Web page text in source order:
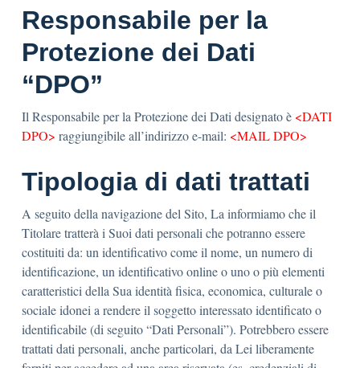
Responsabile per la
Protezione dei Dati
“DPO”
Il Responsabile per la Protezione dei Dati designato è <DATI
DPO> raggiungibile all’indirizzo e-mail: <MAIL DPO>
Tipologia di dati trattati
A seguito della navigazione del Sito, La informiamo che il
Titolare tratterà i Suoi dati personali che potranno essere
costituiti da: un identificativo come il nome, un numero di
identificazione, un identificativo online o uno o più elementi
caratteristici della Sua identità fisica, economica, culturale o
sociale idonei a rendere il soggetto interessato identificato o
identificabile (di seguito “Dati Personali”). Potrebbero essere
trattati dati personali, anche particolari, da Lei liberamente